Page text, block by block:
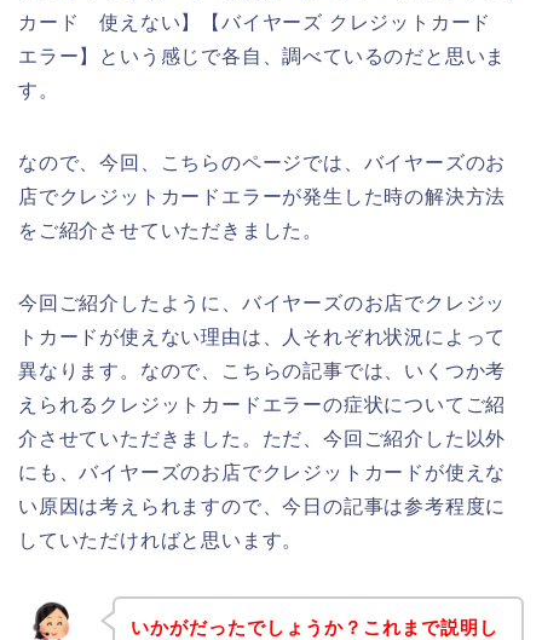
カード 使えない】【バイヤーズ クレジットカード
エラー】という感じで各自、調べているのだと思いま
す。
なので、今回、こちらのページでは、バイヤーズのお
店でクレジットカードエラーが発生した時の解決方法
をご紹介させていただきました。
今回ご紹介したように、バイヤーズのお店でクレジッ
トカードが使えない理由は、人それぞれ状況によって
異なります。なので、こちらの記事では、いくつか考
えられるクレジットカードエラーの症状についてご紹
介させていただきました。ただ、今回ご紹介した以外
にも、バイヤーズのお店でクレジットカードが使えな
い原因は考えられますので、今日の記事は参考程度に
していただければと思います。
いかがだったでしょうか？これまで説明し